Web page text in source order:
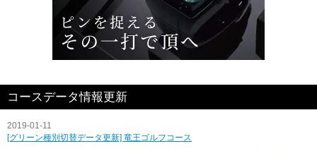
コースデータ情報更新
2019-01-11
[グリーン種別切替データ更新] 竜王ゴルフコース